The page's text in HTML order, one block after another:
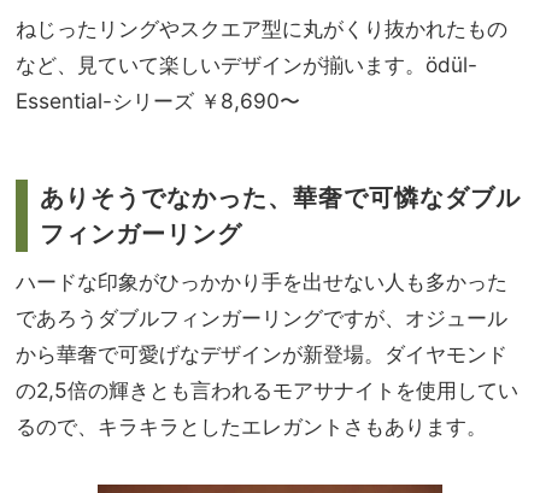
ねじったリングやスクエア型に丸がくり抜かれたもの
など、見ていて楽しいデザインが揃います。ödül-
Essential-シリーズ ￥8,690〜
ありそうでなかった、華奢で可憐なダブル
フィンガーリング
ハードな印象がひっかかり手を出せない人も多かった
であろうダブルフィンガーリングですが、オジュール
から華奢で可愛げなデザインが新登場。ダイヤモンド
の2,5倍の輝きとも言われるモアサナイトを使用してい
るので、キラキラとしたエレガントさもあります。